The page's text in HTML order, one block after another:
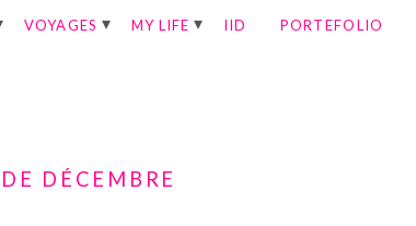
VOYAGES MY LIFE IID PORTEFOLIO
DÉCEMBRE